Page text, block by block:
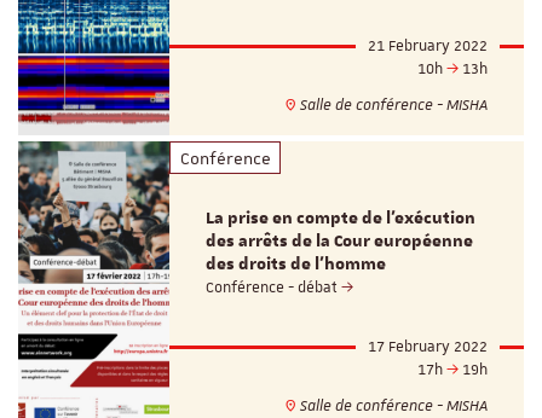
21 February 2022
10h
13h
Salle de conférence - MISHA
Conférence
La prise en compte de l’exécution
des arrêts de la Cour européenne
des droits de l’homme
Conférence - débat
17 February 2022
17h
19h
Salle de conférence - MISHA